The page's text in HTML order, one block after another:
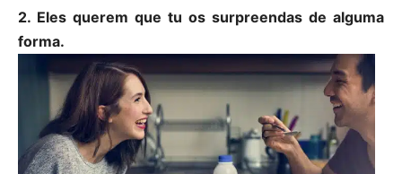
2. Eles querem que tu os surpreendas de alguma
forma.